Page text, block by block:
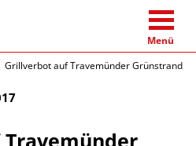
Menü
Grillverbot auf Travemünder Grünstrand